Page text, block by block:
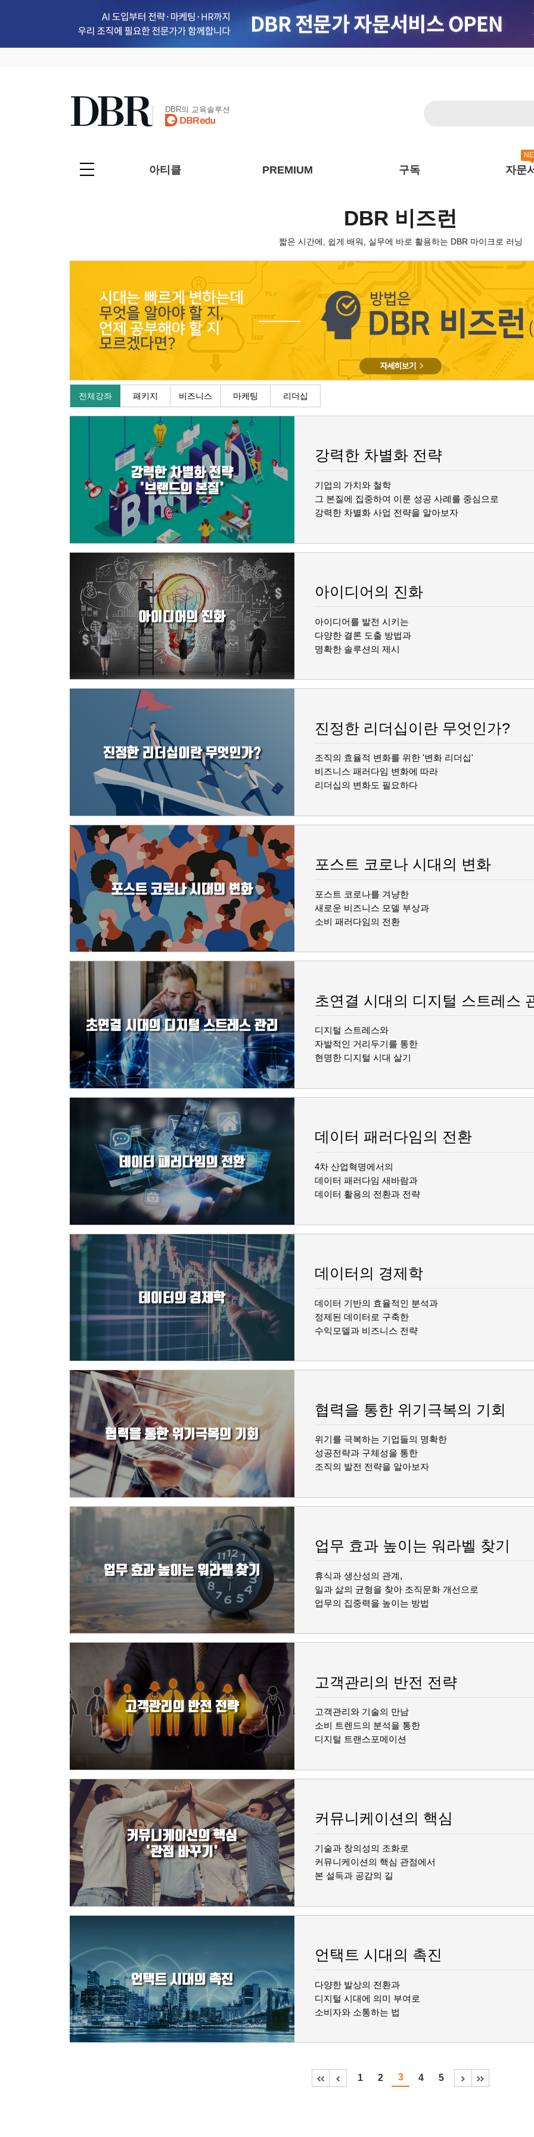
DBR의 교육솔루션
아티클 PREMIUM 구독 자문
DBR 비즈런
짧은 시간에, 쉽게 배워, 실무에 바로 활용하는 DBR 마이크로 러닝
전체강좌 패키지 비즈니스 마케팅 리더십
강력한 차별화 전략
기업의 가치와 철학
그 본질에 집중하여 이룬 성공 사례를 중심으로
강력한 차별화 사업 전략을 알아보자
아이디어의 진화
아이디어를 발전 시키는
다양한 결론 도출 방법과
명확한 솔루션의 제시
진정한 리더십이란 무엇인가?
조직의 효율적 변화를 위한 '변화 리더십'
비즈니스 패러다임 변화에 따라
리더십의 변화도 필요하다
포스트 코로나 시대의 변화
포스트 코로나를 겨냥한
새로운 비즈니스 모델 부상과
소비 패러다임의 전환
초연결 시대의 디지털 스트레스
디지털 스트레스와
자발적인 거리두기를 통한
현명한 디지털 시대 살기
데이터 패러다임의 전환
4차 산업혁명에서의
데이터 패러다임 새바람과
데이터 활용의 전환과 전략
데이터의 경제학
데이터 기반의 효율적인 분석과
정제된 데이터로 구축한
수익모델과 비즈니스 전략
협력을 통한 위기극복의 기회
위기를 극복하는 기업들의 명확한
성공전략과 구체성을 통한
조직의 발전 전략을 알아보자
업무 효과 높이는 워라벨 찾기
휴식과 생산성의 관계,
일과 삶의 균형을 찾아 조직문화 개선으로
업무의 집중력을 높이는 방법
고객관리의 반전 전략
고객관리와 기술의 만남
소비 트렌드의 분석을 통한
디지털 트랜스포메이션
커뮤니케이션의 핵심
기술과 창의성의 조화로
커뮤니케이션의 핵심 관점에서
본 설득과 공감의 길
언택트 시대의 촉진
다양한 발상의 전환과
디지털 시대에 의미 부여로
소비자와 소통하는 법
1 2 3 4 5